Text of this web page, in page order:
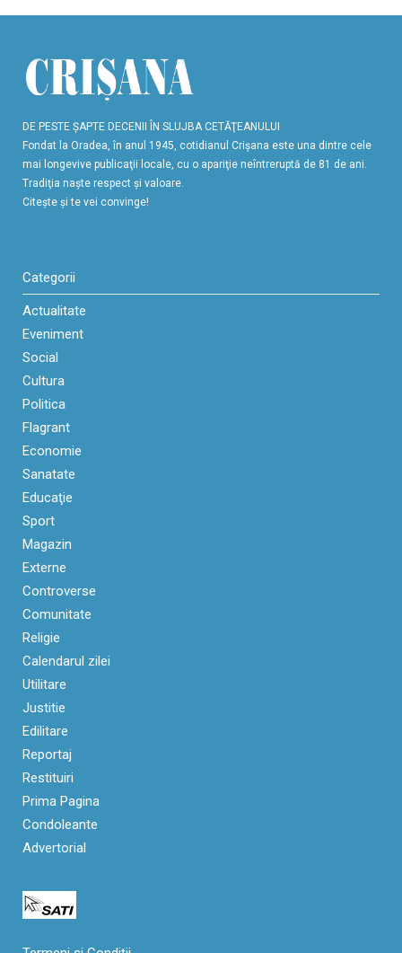
DE PESTE ŞAPTE DECENII ÎN SLUJBA CETĂŢEANULUI
Fondat la Oradea, în anul 1945, cotidianul Crişana este una dintre cele
mai longevive publicaţii locale, cu o apariţie neîntreruptă de 81 de ani.
Tradiţia naşte respect şi valoare.
Citeşte şi te vei convinge!
Categorii
Actualitate
Eveniment
Social
Cultura
Politica
Flagrant
Economie
Sanatate
Educaţie
Sport
Magazin
Externe
Controverse
Comunitate
Religie
Calendarul zilei
Utilitare
Justitie
Edilitare
Reportaj
Restituiri
Prima Pagina
Condoleante
Advertorial